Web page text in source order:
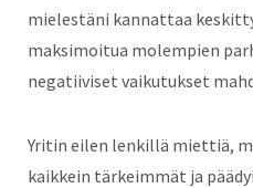
mielestäni kannattaa
maksimoitua molempien
negatiiviset vaikutukset
Yritin eilen lenkillä miettiä,
kaikkein tärkeimmät ja